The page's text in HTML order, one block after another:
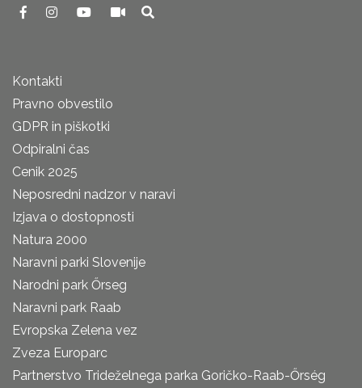
Kontakti
Pravno obvestilo
GDPR in piškotki
Odpiralni čas
Cenik 2025
Neposredni nadzor v naravi
Izjava o dostopnosti
Natura 2000
Naravni parki Slovenije
Narodni park Őrseg
Naravni park Raab
Evropska Zelena vez
Zveza Europarc
Partnerstvo Trideželnega parka Goričko-Raab-Őrség